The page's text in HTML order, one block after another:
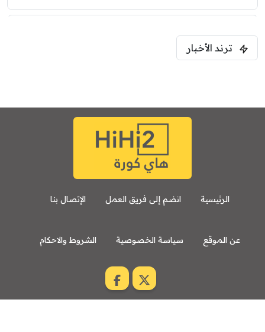
فرينتسفاروشي
8:00 م
مباراة ودية
ترند الأخبار
الرئيسية انضم إلى فريق العمل الإتصال بنا
عن الموقع سياسة الخصوصية الشروط والاحكام